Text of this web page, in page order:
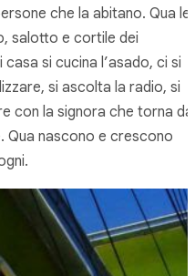
che la abitano. Qua le
salotto e cortile dei
si cucina l’asado, ci si
si ascolta la radio, si
con la signora che torna dal
Qua nascono e crescono